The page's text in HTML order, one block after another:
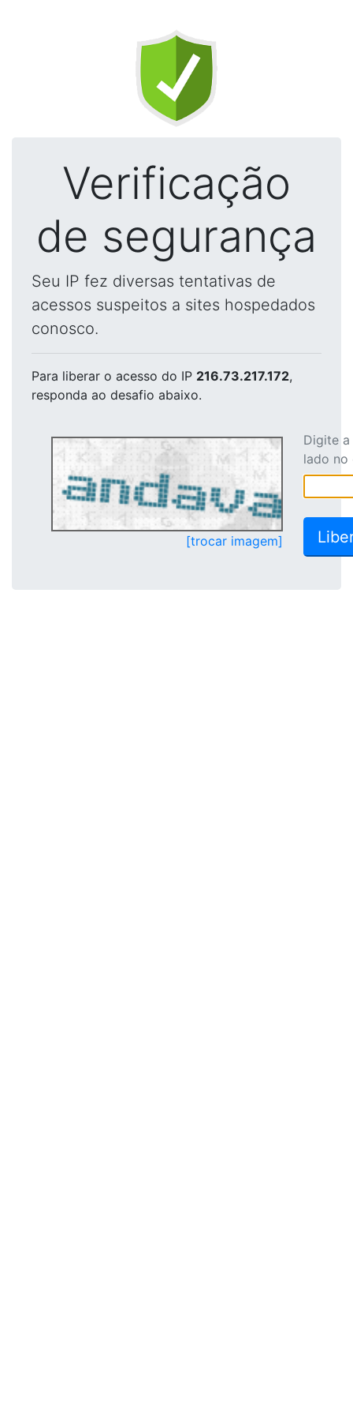
Verificação
de segurança
Seu IP fez diversas tentativas de
acessos suspeitos a sites hospedados
conosco.
Para liberar o acesso do IP 216.73.217.172,
responda ao desafio abaixo.
[trocar imagem]
Digite
lado no